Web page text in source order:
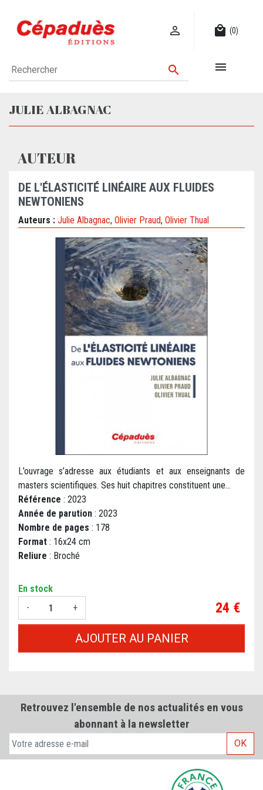
 local_mall (0)
 
JULIE ALBAGNAC
AUTEUR
DE L'ÉLASTICITÉ LINÉAIRE AUX FLUIDES
NEWTONIENS
Auteurs : Julie Albagnac, Olivier Praud, Olivier Thual
L’ouvrage s’adresse aux étudiants et aux enseignants de
masters scientifiques. Ses huit chapitres constituent une...
Référence : 2023
Année de parution : 2023
Nombre de pages : 178
Format : 16x24 cm
Reliure : Broché
En stock
-
+ Prix
24 €
AJOUTER AU PANIER
Retrouvez l'ensemble de nos actualités en vous
abonnant à la newsletter
OK